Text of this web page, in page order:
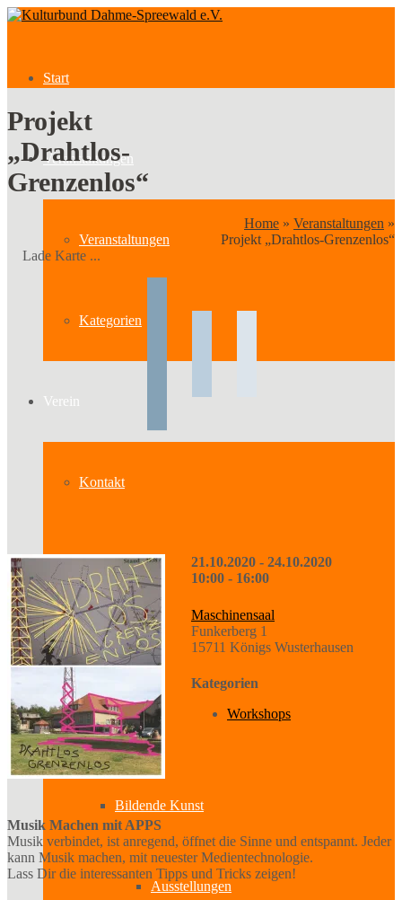
Start
Veranstaltungen
Veranstaltungen
Kategorien
Verein
Kontakt
Über uns
Geschichte
Sparten
Bildende Kunst
Ausstellungen
Projekt
„Drahtlos-
Grenzenlos“
Home » Veranstaltungen »
Projekt „Drahtlos-Grenzenlos“
Lade Karte ...
21.10.2020 - 24.10.2020
10:00 - 16:00
Maschinensaal
Funkerberg 1
15711 Königs Wusterhausen
Kategorien
Workshops
Musik Machen mit APPS
Musik verbindet, ist anregend, öffnet die Sinne und entspannt. Jeder
kann Musik machen, mit neuester Medientechnologie.
Lass Dir die interessanten Tipps und Tricks zeigen!